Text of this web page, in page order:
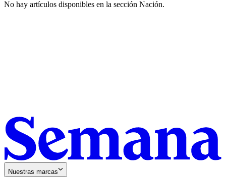
No hay artículos disponibles en la sección Nación.
Nuestras marcas